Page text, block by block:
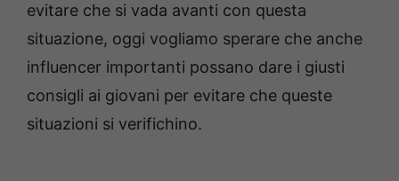
evitare che si vada avanti con questa
situazione, oggi vogliamo sperare che anche
influencer importanti possano dare i giusti
consigli ai giovani per evitare che queste
situazioni si verifichino.